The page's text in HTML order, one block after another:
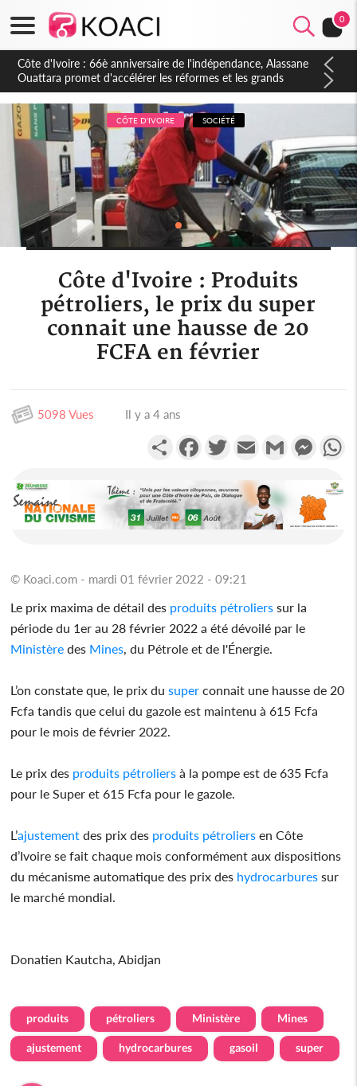
0
Côte d'Ivoire : À Abidjan, Amadou Oury Bah admire le modèle
ivoirien et veut s'en inspirer pour accélérer le développement
de la Guinée
CÔTE D'IVOIRE SOCIÉTÉ
Côte d'Ivoire : Produits
pétroliers, le prix du super
connait une hausse de 20
FCFA en février
5098 Vues Il y a 4 ans
PartagerFacebookTwitterEmail Gmail
© Koaci.com - mardi 01 février 2022 - 09:21
Le prix maxima de détail des produits pétroliers sur la
période du 1er au 28 février 2022 a été dévoilé par le
Ministère des Mines, du Pétrole et de l'Énergie.
L’on constate que, le prix dusuper connait une hausse de 20
Fcfa tandis que celui du gazole est maintenu à 615 Fcfa
pour le mois de février 2022.
Le prix des produits pétroliers à la pompe est de 635 Fcfa
pour le Super et 615 Fcfa pour le gazole.
L’ajustement des prix des produits pétroliers en Côte
d’Ivoire se fait chaque mois conformément aux dispositions
du mécanisme automatique des prix des hydrocarbures sur
le marché mondial.
Donatien Kautcha, Abidjan
produits pétroliers Ministère Mines
ajustement hydrocarbures gasoil super